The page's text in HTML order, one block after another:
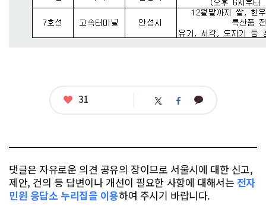
좋
31 트 페 카
댓글은 자유로운 의견 공유의 장이므로 서울시에 대한 신고,
제안, 건의 등 답변이나 개선이 필요한 사항에 대해서는 전자
민원 응답소 누리집을 이용하여 주시기 바랍니다.